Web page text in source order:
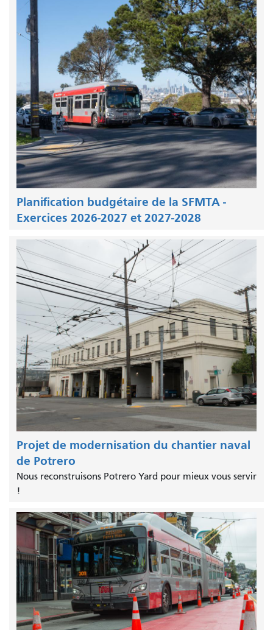
Planification budgétaire de la SFMTA -
Exercices 2026-2027 et 2027-2028
Projet de modernisation du chantier naval
de Potrero
Nous reconstruisons Potrero Yard pour mieux vous servir
!